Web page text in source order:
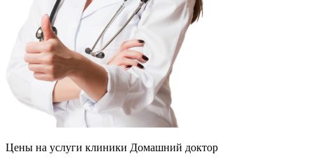
Цены на услуги клиники Домашний доктор